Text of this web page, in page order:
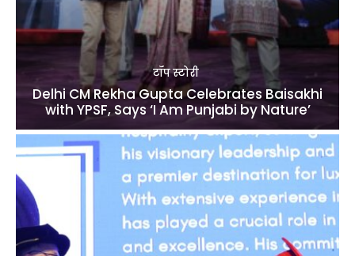
टॉप स्टोरी
Delhi CM Rekha Gupta Celebrates Baisakhi
with YPSF, Says ‘I Am Punjabi by Nature’